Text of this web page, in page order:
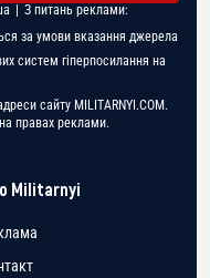
| З питань реклами:
за умови вказання джерела
систем гіперпосилання на
сайту MILITARNYI.COM.
правах реклами.
Militarnyi